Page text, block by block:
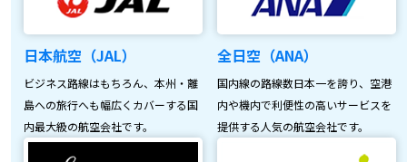
日本航空（JAL）
ビジネス路線はもちろん、本州・離
島への旅行へも幅広くカバーする国
内最大級の航空会社です。
全日空（ANA）
国内線の路線数日本一を誇り、空港
内や機内で利便性の高いサービスを
提供する人気の航空会社です。